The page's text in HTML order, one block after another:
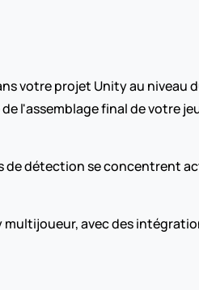
votre projet Unity au niveau
l'assemblage final de votre
de détection se concentrent
avec des